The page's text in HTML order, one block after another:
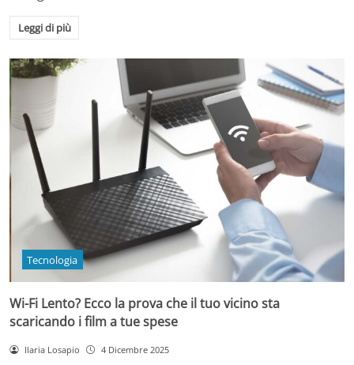
Leggi di più
Tecnologia
Wi-Fi Lento? Ecco la prova che il tuo vicino sta
scaricando i film a tue spese
Ilaria Losapio 4 Dicembre 2025